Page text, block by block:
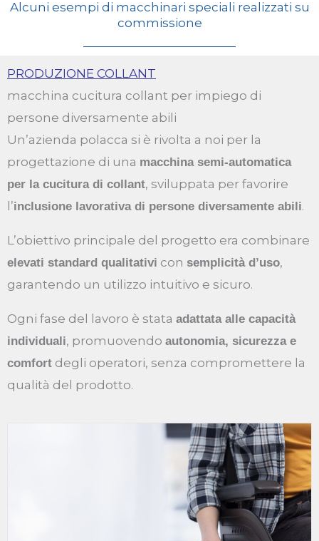
Alcuni esempi di macchinari speciali realizzati su
commissione
PRODUZIONE COLLANT
macchina cucitura collant per impiego di
persone diversamente abili
Un’azienda polacca si è rivolta a noi per la
progettazione di una macchina semi-automatica
per la cucitura di collant, sviluppata per favorire
l’inclusione lavorativa di persone diversamente abili.
L’obiettivo principale del progetto era combinare
elevati standard qualitativi con semplicità d’uso,
garantendo un utilizzo intuitivo e sicuro.
Ogni fase del lavoro è stata adattata alle capacità
individuali, promuovendo autonomia, sicurezza e
comfort degli operatori, senza compromettere la
qualità del prodotto.